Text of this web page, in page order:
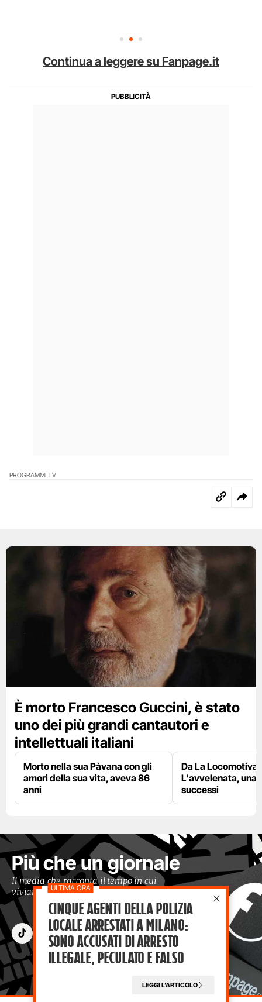
Continua a leggere su Fanpage.it
PROGRAMMI TV
È morto Francesco Guccini, è stato
uno dei più grandi cantautori e
intellettuali italiani
Morto nella sua Pàvana con gli
amori della sua vita, aveva 86
anni
Da La Locomotiva
L'avvelenata, una
successi
Più che un giornale
Il media che racconta il tempo in cui
viviamo con occhi moderni
Cinque agenti della polizia
locale arrestati a Milano:
sono accusati di arresto
illegale, peculato e falso
LEGGI L'ARTICOLO